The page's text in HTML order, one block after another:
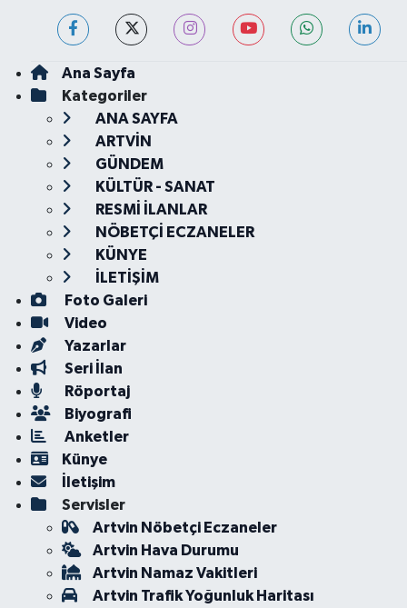
Ana Sayfa
Kategoriler
ANA SAYFA
ARTVİN
GÜNDEM
KÜLTÜR - SANAT
RESMİ İLANLAR
NÖBETÇİ ECZANELER
KÜNYE
İLETİŞİM
Foto Galeri
Video
Yazarlar
Seri İlan
Röportaj
Biyografi
Anketler
Künye
İletişim
Servisler
Artvin Nöbetçi Eczaneler
Artvin Hava Durumu
Artvin Namaz Vakitleri
Artvin Trafik Yoğunluk Haritası